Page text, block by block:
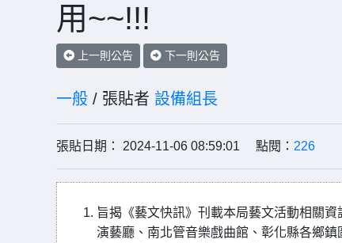
用~~!!!
上一則公告 下一則公告
一般 / 張貼者 設備組長
張貼日期： 2024-11-06 08:59:01 點閱： 226
旨揭《藝文快訊》刊載本局藝文活動相關
演藝廳、南北管音樂戲曲館、彰化縣各鄉